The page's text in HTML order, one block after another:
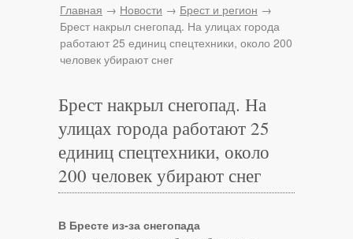
Главная → Новости → Брест и регион →
Брест накрыл снегопад. На улицах города
работают 25 единиц спецтехники, около 200
человек убирают снег
Брест накрыл снегопад. На
улицах города работают 25
единиц спецтехники, около
200 человек убирают снег
В Бресте из-за снегопада